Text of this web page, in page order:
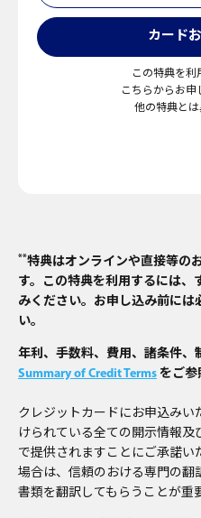
カード
この特典を利
こちらからお申
他の特典とは
**特典はオンラインや直接等の
す。この特典を利用するには、
みください。お申し込み前には
い。
年利、手数料、費用、諸条件、
Summary of Credit Terms をご参
クレジットカードにお申込みい
けられている全ての開示情報
で提供されますことにご承諾い
場合は、信頼のおける専門の翻
書類を翻訳してもらうことが重